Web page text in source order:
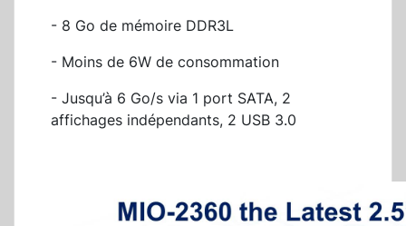
- 8 Go de mémoire DDR3L
- Moins de 6W de consommation
- Jusqu’à 6 Go/s via 1 port SATA, 2
affichages indépendants, 2 USB 3.0